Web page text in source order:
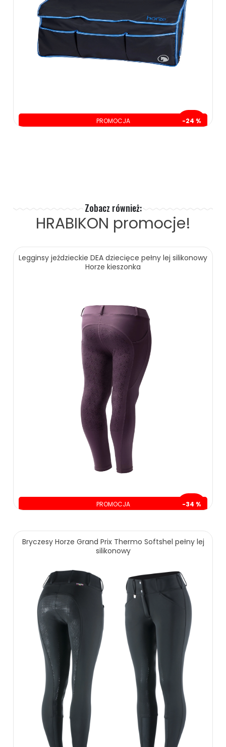
75.00 zł
ZOBACZ WIĘCEJ
PROMOCJA -24 %
Zobacz również:
HRABIKON promocje!
Legginsy jeździeckie DEA dziecięce pełny lej silikonowy
Horze kieszonka
PROMOCJA -34 %
139.00 zł 209.00 zł
Bryczesy Horze Grand Prix Thermo Softshel pełny lej
silikonowy